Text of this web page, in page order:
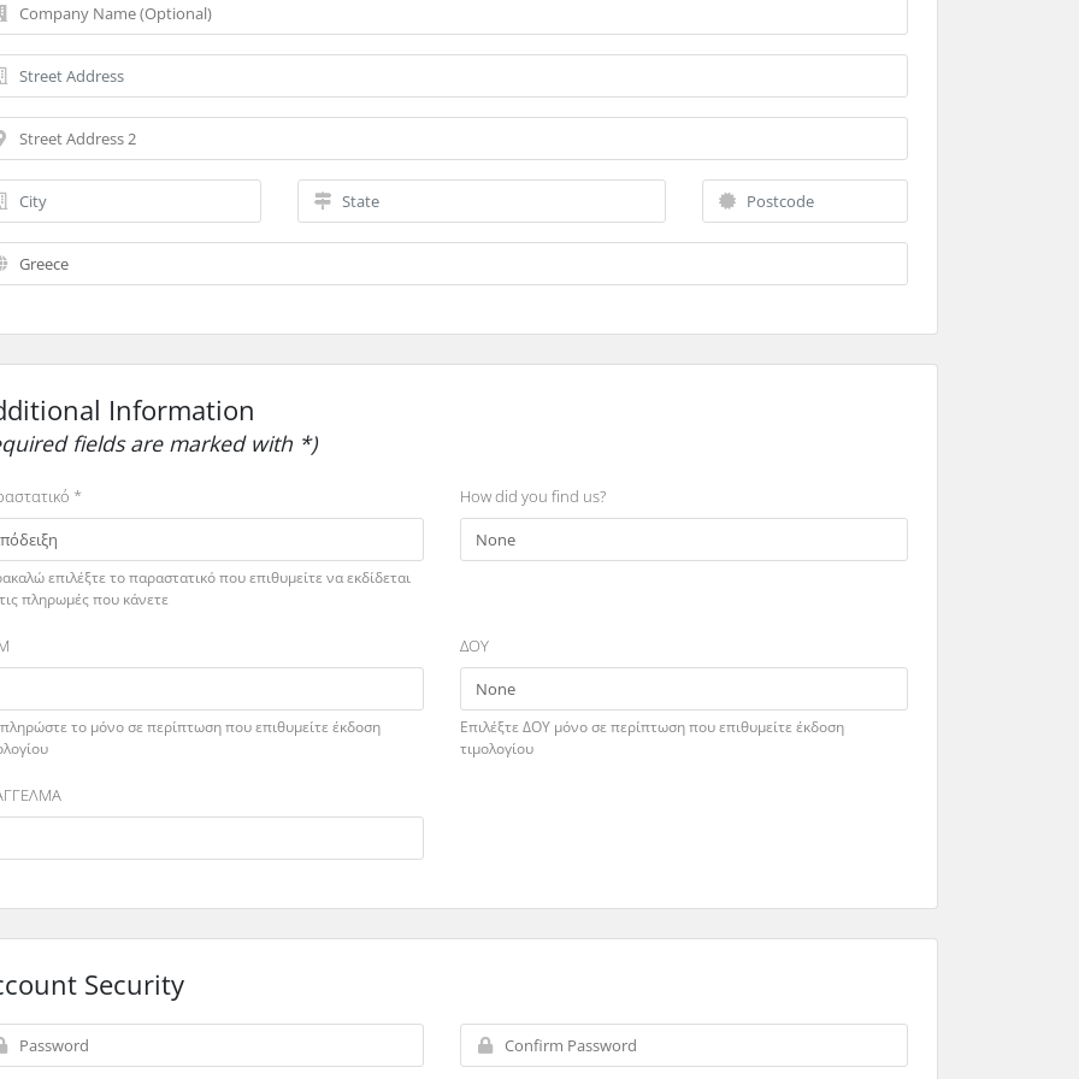
Information
fields are marked with *)
*
επιλέξτε το παραστατικό που επιθυμείτε να εκδίδεται
πληρωμές που κάνετε
How did you find us?
το μόνο σε περίπτωση που επιθυμείτε έκδοση
ΔΟΥ
Επιλέξτε ΔΟΥ μόνο σε περίπτωση που επιθυμείτε έκδοση
τιμολογίου
Security